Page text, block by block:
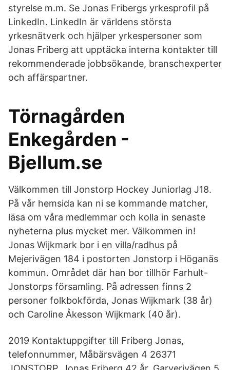
styrelse m.m. Se Jonas Fribergs yrkesprofil på
LinkedIn. LinkedIn är världens största
yrkesnätverk och hjälper yrkespersoner som
Jonas Friberg att upptäcka interna kontakter till
rekommenderade jobbsökande, branschexperter
och affärspartner.
Törnagården
Enkegården -
Bjellum.se
Välkommen till Jonstorp Hockey Juniorlag J18.
På vår hemsida kan ni se kommande matcher,
läsa om våra medlemmar och kolla in senaste
nyheterna plus mycket mer. Välkommen in!
Jonas Wijkmark bor i en villa/radhus på
Mejerivägen 184 i postorten Jonstorp i Höganäs
kommun. Området där han bor tillhör Farhult-
Jonstorps församling. På adressen finns 2
personer folkbokförda, Jonas Wijkmark (38 år)
och Caroline Åkesson Wijkmark (40 år).
2019 Kontaktuppgifter till Friberg Jonas,
telefonnummer, Måbärsvägen 4 26371